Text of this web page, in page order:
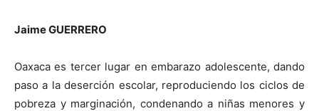
Jaime GUERRERO
Oaxaca es tercer lugar en embarazo adolescente, dando
paso a la deserción escolar, reproduciendo los ciclos de
pobreza y marginación, condenando a niñas menores y